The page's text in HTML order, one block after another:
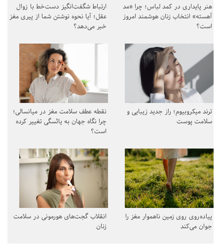
هنر پایداری در کمد لباس؛ چرا «مد
آهسته» انتخاب زنان هوشمند امروز
است؟
ارتباط شگفت‌انگیز دست‌خط با زوال
عقل؛ آیا نحوه نوشتن شما از پیری مغز
خبر می‌دهد؟
ترند میکروبیوم؛ راز جدید زیبایی و
سلامت پوست
نقطه عطف سلامت مغز در میانسالی؛
چرا نگاه جهان به یائسگی تغییر کرده
است؟
پیاده‌روی روی زمین ناهموار مغز را
جوان می‌کند
انقلاب گجت‌های هورمونی در سلامت
زنان